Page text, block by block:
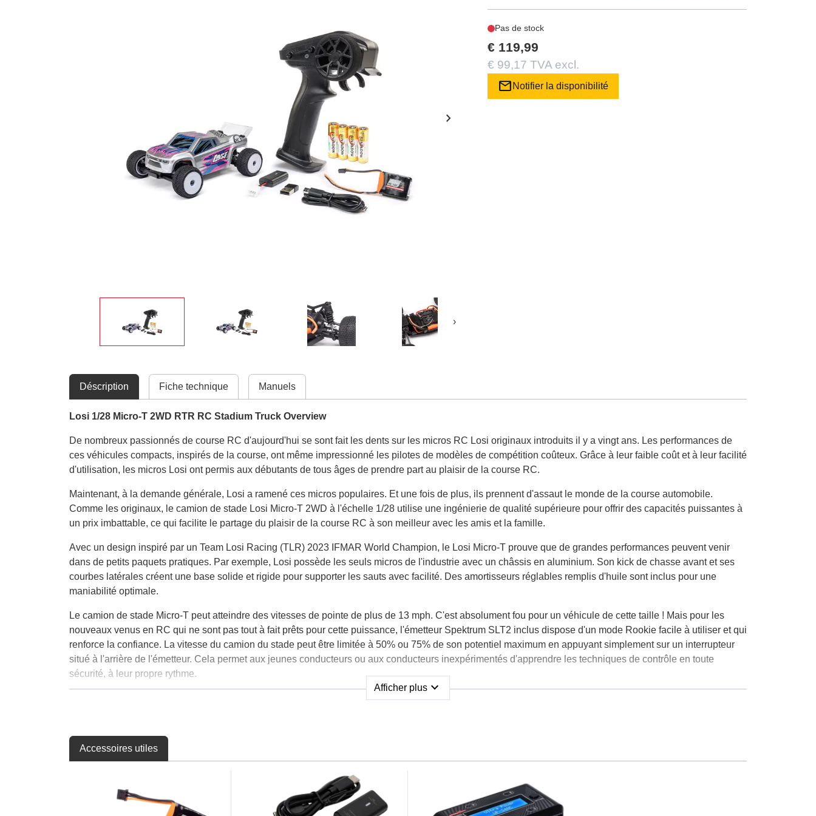
chevron_right
›
Pas de stock
€ 119,99
€ 99,17 TVA excl.
mail Notifier la disponibilité
Déscription Fiche technique Manuels
Losi 1/28 Micro-T 2WD RTR RC Stadium Truck Overview
De nombreux passionnés de course RC d'aujourd'hui se sont fait les dents sur les micros RC Losi originaux introduits il y a vingt ans. Les performances de
ces véhicules compacts, inspirés de la course, ont même impressionné les pilotes de modèles de compétition coûteux. Grâce à leur faible coût et à leur facilité
d'utilisation, les micros Losi ont permis aux débutants de tous âges de prendre part au plaisir de la course RC.
Maintenant, à la demande générale, Losi a ramené ces micros populaires. Et une fois de plus, ils prennent d'assaut le monde de la course automobile.
Comme les originaux, le camion de stade Losi Micro-T 2WD à l'échelle 1/28 utilise une ingénierie de qualité supérieure pour offrir des capacités puissantes à
un prix imbattable, ce qui facilite le partage du plaisir de la course RC à son meilleur avec les amis et la famille.
Avec un design inspiré par un Team Losi Racing (TLR) 2023 IFMAR World Champion, le Losi Micro-T prouve que de grandes performances peuvent venir
dans de petits paquets pratiques. Par exemple, Losi possède les seuls micros de l'industrie avec un châssis en aluminium. Son kick de chasse avant et ses
courbes latérales créent une base solide et rigide pour supporter les sauts avec facilité. Des amortisseurs réglables remplis d'huile sont inclus pour une
maniabilité optimale.
Le camion de stade Micro-T peut atteindre des vitesses de pointe de plus de 13 mph. C'est absolument fou pour un véhicule de cette taille ! Mais pour les
nouveaux venus en RC qui ne sont pas tout à fait prêts pour cette puissance, l'émetteur Spektrum SLT2 inclus dispose d'un mode Rookie facile à utiliser et qui
renforce la confiance. La vitesse du camion du stade peut être limitée à 50% ou 75% de son potentiel maximum en appuyant simplement sur un interrupteur
situé à l'arrière de l'émetteur. Cela permet aux jeunes conducteurs ou aux conducteurs inexpérimentés d'apprendre les techniques de contrôle en toute
sécurité, à leur propre rythme.
Tous les accessoires fournis avec le Micro-T sont de meilleure qualité que ce qui est normalement inclus dans les ensembles prêts à rouler. La batterie
entre 2 et 5 heures. En plus de la commodité, vous pouvez courir le Losi Micro-T à l'intérieur ou à l'extérieur &mdash ; dans votre salon, sur une allée pavée,
Des pièces en option sont disponibles pour utiliser vos compétences techniques pour améliorer et régler votre Micro-T pour des performances de niveau
supérieur. Grâce à son faible prix, vous pouvez en collectionner plusieurs et en avoir un pour la course, un pour l'exposition et un pour tester différentes
configurations. Avec son prix abordable, son design compact et sa qualité exceptionnelle, le Losi Micro-T est le moyen parfait de partager le hobby avec
Afficher plus expand_more
Accessoires utiles